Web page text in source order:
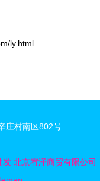
ly.html
庄村南区802号
发 北京宥泽商贸有限公司